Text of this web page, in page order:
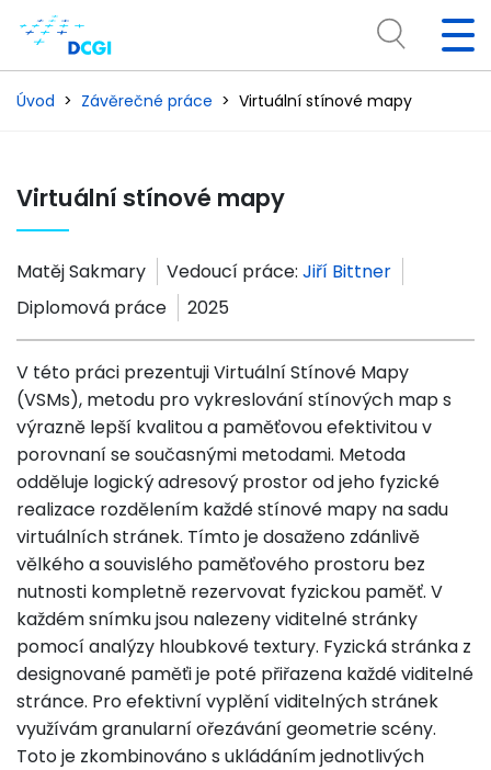
Úvod Závěrečné práce Virtuální stínové mapy
Virtuální stínové mapy
Matěj Sakmary Vedoucí práce: Jiří Bittner
Diplomová práce
2025
V této práci prezentuji Virtuální Stínové Mapy
(VSMs), metodu pro vykreslování stínových map s
výrazně lepší kvalitou a paměťovou efektivitou v
porovnaní se současnými metodami. Metoda
odděluje logický adresový prostor od jeho fyzické
realizace rozdělením každé stínové mapy na sadu
virtuálních stránek. Tímto je dosaženo zdánlivě
vělkého a souvislého paměťového prostoru bez
nutnosti kompletně rezervovat fyzickou paměť. V
každém snímku jsou nalezeny viditelné stránky
pomocí analýzy hloubkové textury. Fyzická stránka z
designované paměťi je poté přiřazena každé viditelné
stránce. Pro efektivní vyplění viditelných stránek
využívám granularní ořezávání geometrie scény.
Toto je zkombinováno s ukládáním jednotlivých